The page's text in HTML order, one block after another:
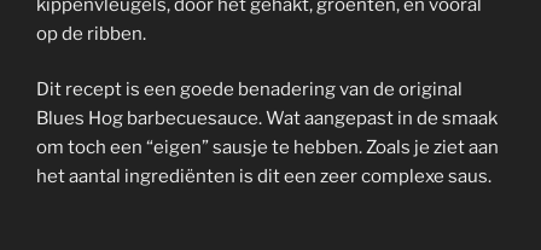
kippenvleugels, door het gehakt, groenten, en vooral
op de ribben.
Dit recept is een goede benadering van de original
Blues Hog barbecuesauce. Wat aangepast in de smaak
om toch een “eigen” sausje te hebben. Zoals je ziet aan
het aantal ingrediënten is dit een zeer complexe saus.